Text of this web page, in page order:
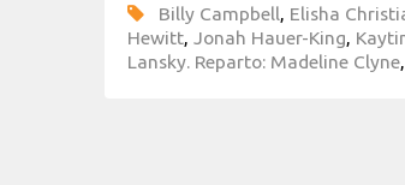
Billy Campbell, Elisha
Hewitt, Jonah Hauer-King,
Lansky. Reparto: Madeline Clyne,